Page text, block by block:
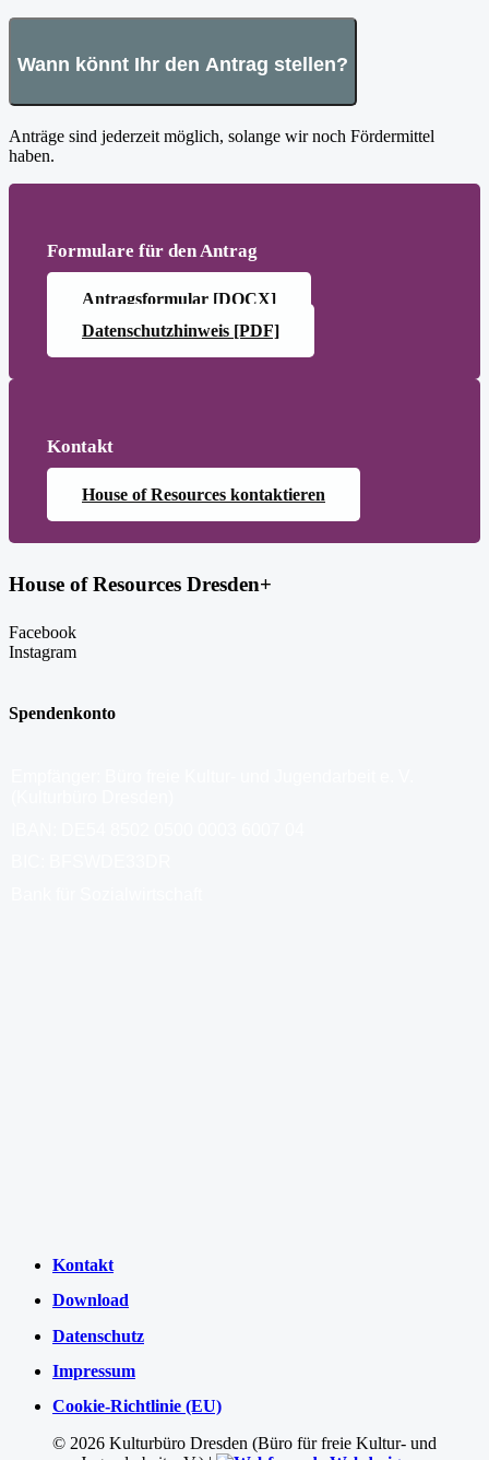
Wann könnt Ihr den Antrag stellen?
Anträge sind jederzeit möglich, solange wir noch Fördermittel
haben.
Formulare für den Antrag
Antrags­formular [DOCX]
Daten­schutz­hinweis [PDF]
Kontakt
House of Resources kontaktieren
House of Resources Dresden+
Facebook
Instagram
Spendenkonto
Kontakt
Download
Datenschutz
Impressum
Cookie-Richtlinie (EU)
© 2026 Kulturbüro Dresden (Büro für freie Kultur- und